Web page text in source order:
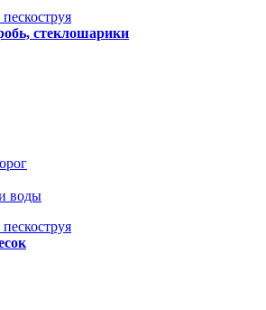
стеклошарики
воды